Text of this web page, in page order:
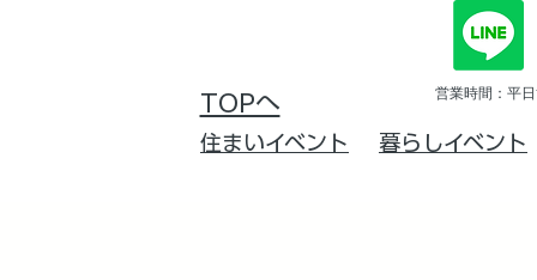
TOPへ 営業時間：平日
住まいイベント 暮らしイベント